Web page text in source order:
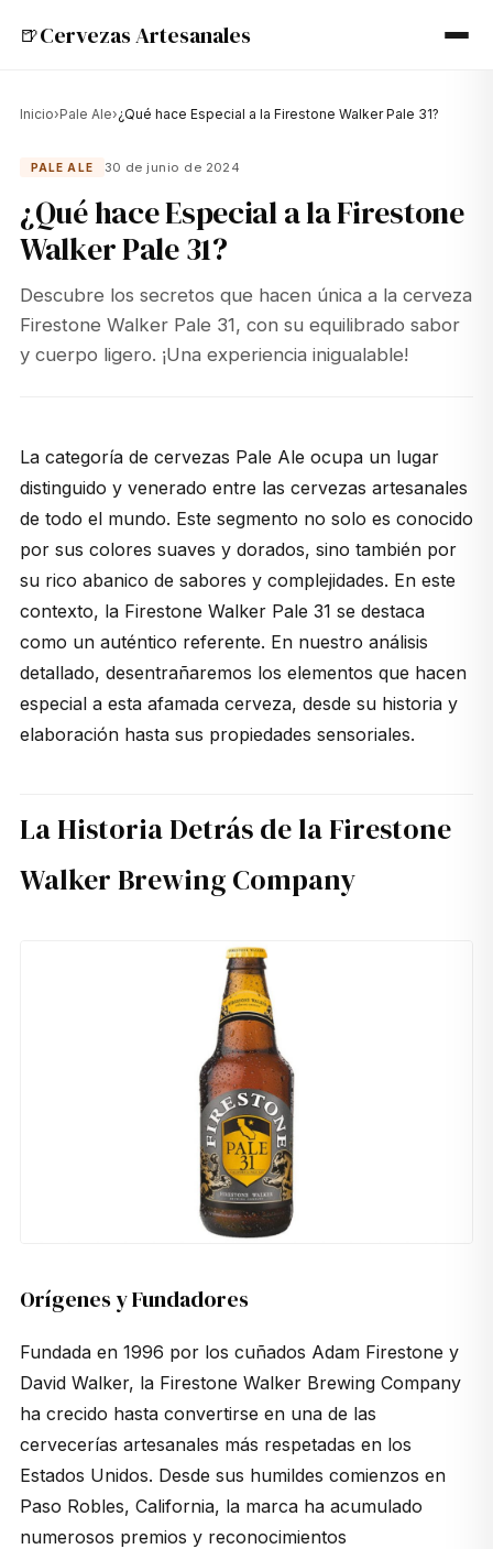
🍺Cervezas Artesanales
Inicio›Pale Ale›¿Qué hace Especial a la Firestone Walker Pale 31?
PALE ALE 30 de junio de 2024
¿Qué hace Especial a la Firestone
Walker Pale 31?
Descubre los secretos que hacen única a la cerveza
Firestone Walker Pale 31, con su equilibrado sabor
y cuerpo ligero. ¡Una experiencia inigualable!
La categoría de cervezas Pale Ale ocupa un lugar
distinguido y venerado entre las cervezas artesanales
de todo el mundo. Este segmento no solo es conocido
por sus colores suaves y dorados, sino también por
su rico abanico de sabores y complejidades. En este
contexto, la Firestone Walker Pale 31 se destaca
como un auténtico referente. En nuestro análisis
detallado, desentrañaremos los elementos que hacen
especial a esta afamada cerveza, desde su historia y
elaboración hasta sus propiedades sensoriales.
La Historia Detrás de la Firestone
Walker Brewing Company
Orígenes y Fundadores
Fundada en 1996 por los cuñados Adam Firestone y
David Walker, la Firestone Walker Brewing Company
ha crecido hasta convertirse en una de las
cervecerías artesanales más respetadas en los
Estados Unidos. Desde sus humildes comienzos en
Paso Robles, California, la marca ha acumulado
numerosos premios y reconocimientos